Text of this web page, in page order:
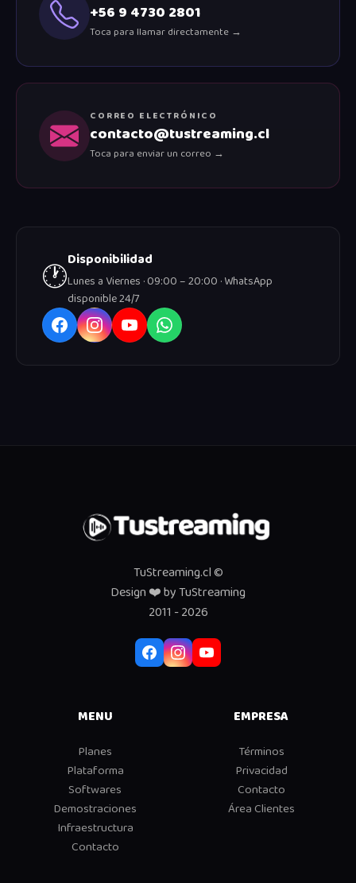
+56 9 4730 2801
Toca para llamar directamente →
CORREO ELECTRÓNICO
contacto@tustreaming.cl
Toca para enviar un correo →
🕐Disponibilidad
Lunes a Viernes · 09:00 – 20:00 · WhatsApp
disponible 24/7
TuStreaming.cl ©
Design ❤️by TuStreaming
2011 - 2026
MENU
Planes
Plataforma
Softwares
Demostraciones
Infraestructura
Contacto
EMPRESA
Términos
Privacidad
Contacto
Área Clientes